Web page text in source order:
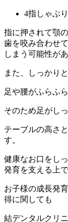
4指しゃぶり
指に押されて顎
歯を咬み合わせ
しまう可能性が
また、しっかり
足や腰がふらふ
そのため足がし
テーブルの高さ
す。
健康なお口をし
発育を支える上
お子様の成長発
得に関しても
結デンタルクリ